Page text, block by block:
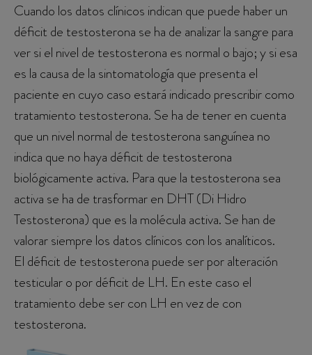
Cuando los datos clínicos indican que puede haber un
déficit de testosterona se ha de analizar la sangre para
ver si el nivel de testosterona es normal o bajo; y si esa
es la causa de la sintomatología que presenta el
paciente en cuyo caso estará indicado prescribir como
tratamiento testosterona. Se ha de tener en cuenta
que un nivel normal de testosterona sanguínea no
indica que no haya déficit de testosterona
biológicamente activa. Para que la testosterona sea
activa se ha de trasformar en DHT (Di Hidro
Testosterona) que es la molécula activa. Se han de
valorar siempre los datos clínicos con los analíticos.
El déficit de testosterona puede ser por alteración
testicular o por déficit de LH. En este caso el
tratamiento debe ser con LH en vez de con
testosterona.